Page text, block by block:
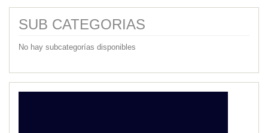
SUB CATEGORIAS
No hay subcategorías disponibles